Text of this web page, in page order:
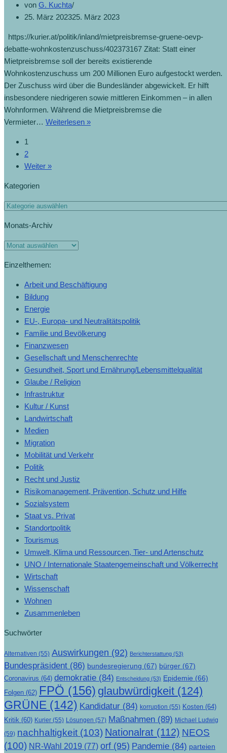
von G. Kuchta
25. März 202325. März 2023
https://kurier.at/politik/inland/mietpreisbremse-gruene-oevp-
debatte-wohnkostenzuschuss/402373167 Zitat: Statt einer
Mietpreisbremse soll der bereits existierende
Wohnkostenzuschuss um 200 Millionen Euro aufgestockt werden.
Der Zuschuss wird über die Bundesländer abgewickelt. Er hilft
insbesondere niedrigeren sowie mittleren Einkommen – in allen
Wohnformen. Während die Mietpreisbremse die
Vermieter… Weiterlesen »ÖVP
1
2
Weiter »
Kategorien
Kategorien
Monats-Archiv
Monats-
Einzelthemen:
Arbeit und Beschäftigung
Bildung
Energie
EU-, Europa- und Neutralitätspolitik
Familie und Bevölkerung
Finanzwesen
Gesellschaft und Menschenrechte
Gesundheit, Sport und Ernährung/Lebensmittelqualität
Glaube / Religion
Infrastruktur
Kultur / Kunst
Landwirtschaft
Medien
Migration
Mobilität und Verkehr
Politik
Recht und Justiz
Risikomanagement, Prävention, Schutz und Hilfe
Sozialsystem
Staat vs. Privat
Standortpolitik
Tourismus
Umwelt, Klima und Ressourcen, Tier- und Artenschutz
UNO / Internationale Staatengemeinschaft und Völkerrecht
Wirtschaft
Wissenschaft
Wohnen
Zusammenleben
Suchwörter
Alternativen (55) Auswirkungen (92) Berichterstattung (53)
Bundespräsident (86) bundesregierung (67) bürger (67)
Coronavirus (64) demokratie (84) Entscheidung (53) Epidemie (66)
Folgen (62) FPÖ (156) glaubwürdigkeit (124)
GRÜNE (142) Kandidatur (84) korruption (55) Kosten (64)
Kritik (60) Kurier (55) Lösungen (57) Maßnahmen (89) Michael Ludwig
(59) nachhaltigkeit (103) Nationalrat (112) NEOS
(100) NR-Wahl 2019 (77) orf (95) Pandemie (84) parteien